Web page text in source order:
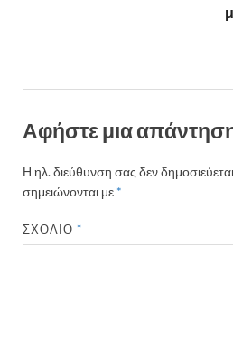
Αφήστε μια
Η ηλ. διεύθυνση σας δεν
σημειώνονται με *
ΣΧΌΛΙΟ*